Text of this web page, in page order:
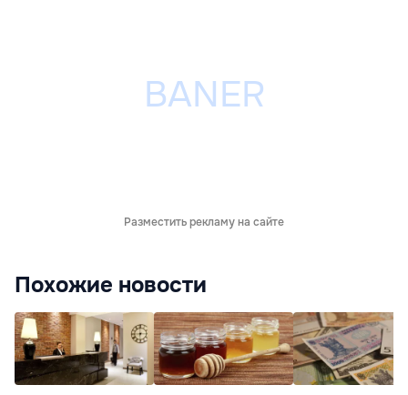
Разместить рекламу на сайте
Похожие новости